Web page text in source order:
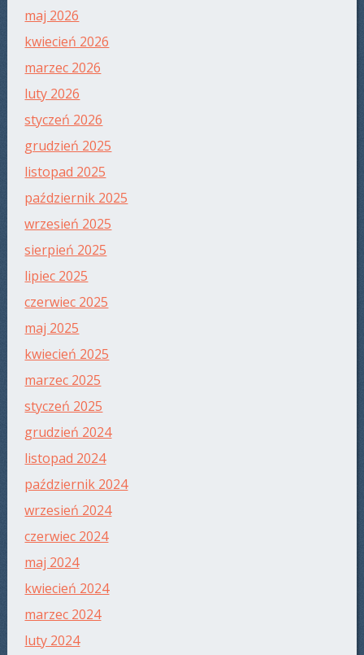
maj 2026
kwiecień 2026
marzec 2026
luty 2026
styczeń 2026
grudzień 2025
listopad 2025
październik 2025
wrzesień 2025
sierpień 2025
lipiec 2025
czerwiec 2025
maj 2025
kwiecień 2025
marzec 2025
styczeń 2025
grudzień 2024
listopad 2024
październik 2024
wrzesień 2024
czerwiec 2024
maj 2024
kwiecień 2024
marzec 2024
luty 2024